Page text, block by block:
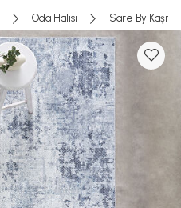
Oda Halısı Sare By